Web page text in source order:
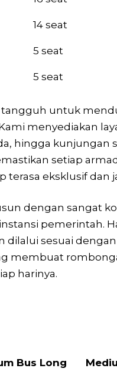
14 seat
5 seat
5 seat
untuk
menyediakan
hingga kunjungan
setiap
eksklusif dan
dengan sangat
pemerintah.
sesuai
membuat
harinya.
Bus Long